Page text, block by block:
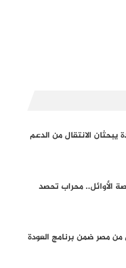
يبحثان الانتقال من الدعم
الأوائل.. محراب تحصد
سوداني من مصر ضمن برنامج العودة